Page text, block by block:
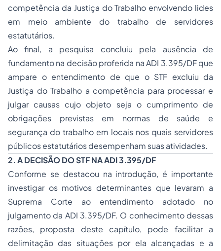
competência da Justiça do Trabalho envolvendo lides
em meio ambiente do trabalho de servidores
estatutários.
Ao final, a pesquisa concluiu pela ausência de
fundamento na decisão proferida na ADI 3.395/DF que
ampare o entendimento de que o STF excluiu da
Justiça do Trabalho a competência para processar e
julgar causas cujo objeto seja o cumprimento de
obrigações previstas em normas de saúde e
segurança do trabalho em locais nos quais servidores
públicos estatutários desempenham suas atividades.
2. A DECISÃO DO STF NA ADI 3.395/DF
Conforme se destacou na introdução, é importante
investigar os motivos determinantes que levaram a
Suprema Corte ao entendimento adotado no
julgamento da ADI 3.395/DF. O conhecimento dessas
razões, proposta deste capítulo, pode facilitar a
delimitação das situações por ela alcançadas e a